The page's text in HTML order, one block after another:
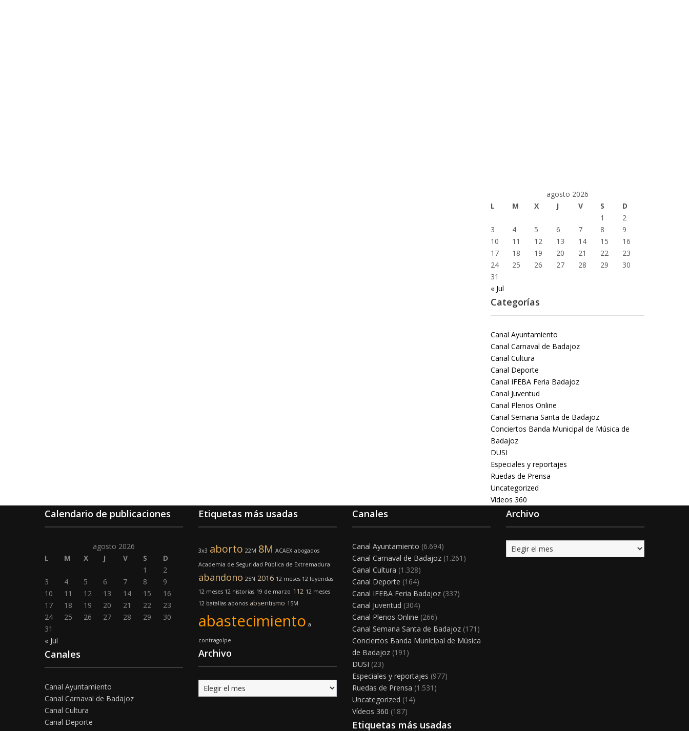
agosto 2026
L
M X J V S
D
1
2
3
4 5 6 7 8
9
10
11 12 13 14 15
16
17
18 19 20 21 22
23
24
25 26 27 28 29
30
31
« Jul
Categorías
Canal Ayuntamiento
Canal Carnaval de Badajoz
Canal Cultura
Canal Deporte
Canal IFEBA Feria Badajoz
Canal Juventud
Canal Plenos Online
Canal Semana Santa de Badajoz
Conciertos Banda Municipal de Música de
Badajoz
DUSI
Especiales y reportajes
Ruedas de Prensa
Uncategorized
Vídeos 360
Calendario de publicaciones
agosto 2026
L
M X J V S
D
1
2
3
4 5 6 7 8
9
10
11 12 13 14 15
16
17
18 19 20 21 22
23
24
25 26 27 28 29
30
31
« Jul
Canales
Canal Ayuntamiento
Canal Carnaval de Badajoz
Canal Cultura
Canal Deporte
Etiquetas más usadas
3x3 aborto 22M 8M ACAEX abogados
Academia de Seguridad Pública de Extremadura
abandono 25N 2016 12 meses 12 leyendas
12 meses 12 historias 19 de marzo 112 12 meses
12 batallas abonos absentismo 15M
abastecimiento a
contragolpe
Archivo
Archivo
Canales
Canal Ayuntamiento (6.694)
Canal Carnaval de Badajoz (1.261)
Canal Cultura (1.328)
Canal Deporte (164)
Canal IFEBA Feria Badajoz (337)
Canal Juventud (304)
Canal Plenos Online (266)
Canal Semana Santa de Badajoz (171)
Conciertos Banda Municipal de Música
de Badajoz (191)
DUSI (23)
Especiales y reportajes (977)
Ruedas de Prensa (1.531)
Uncategorized (14)
Vídeos 360 (187)
Etiquetas más usadas
Archivo
Archivo